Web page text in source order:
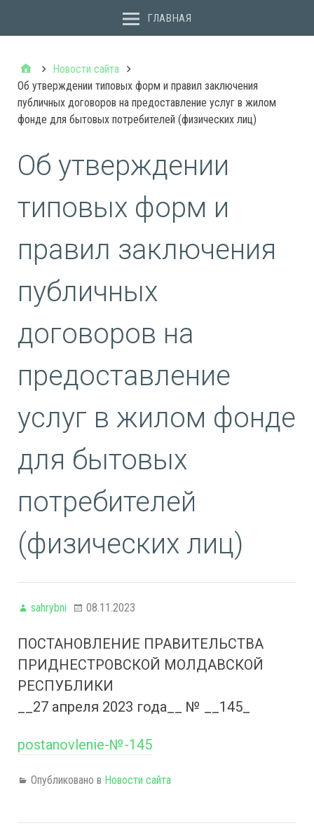
ГЛАВНАЯ
Новости сайта
Об утверждении типовых форм и правил заключения
публичных договоров на предоставление услуг в жилом
фонде для бытовых потребителей (физических лиц)
Об утверждении
типовых форм и
правил заключения
публичных
договоров на
предоставление
услуг в жилом фонде
для бытовых
потребителей
(физических лиц)
sahrybni 08.11.2023
ПОСТАНОВЛЕНИЕ ПРАВИТЕЛЬСТВА
ПРИДНЕСТРОВСКОЙ МОЛДАВСКОЙ
РЕСПУБЛИКИ
__27 апреля 2023 года__ № __145_
postanovlenie-№-145
Опубликовано в Новости сайта